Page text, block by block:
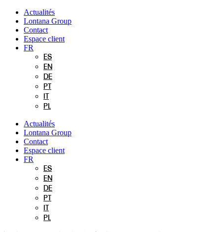
Aller
contenu
Actualités
Lontana Group
Contact
Espace client
FR
ES
EN
DE
PT
PL
Actualités
Lontana Group
Contact
Espace client
FR
ES
EN
DE
PT
PL